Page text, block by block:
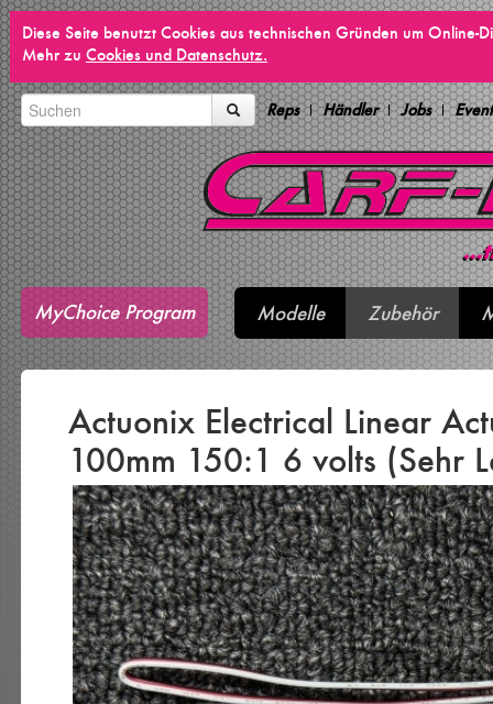
Diese Seite benutzt Cookies aus technischen Gründen um Online-
Mehr zu Cookies und Datenschutz.
Reps Händler Jobs
MyChoice Program Modelle Zubehör
Actuonix Electrical Linear
100mm 150:1 6 volts (Sehr